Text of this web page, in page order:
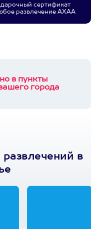
сертификат
развлечение АХАА
в пункты
города
в